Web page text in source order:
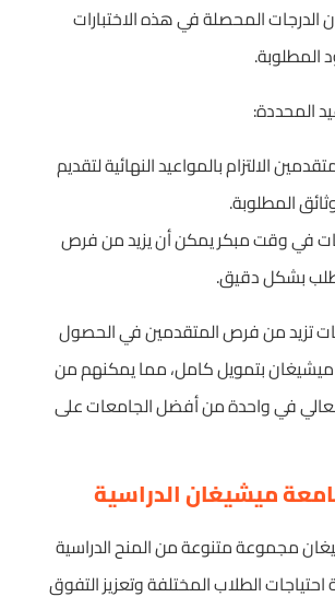
الدرجات المحصلة في هذه الاختبارات
المطلوبة.
المحددة:
الالتزام بالمواعيد النهائية لتقديم
المطلوبة.
في وقت مبكر يمكن أن يزيد من فرص
بشكل دقيق.
تزيد من فرص المتقدمين في الحصول
بتمويل كامل، مما يمكنهم من
في واحدة من أفضل الجامعات على
ميشيغان الدراسية
مجموعة متنوعة من المنح الدراسية
الطلاب المختلفة وتعزيز التفوق